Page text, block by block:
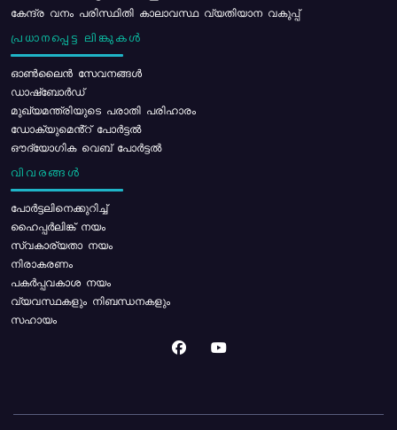
കേന്ദ്ര വനം പരിസ്ഥിതി കാലാവസ്ഥ വ്യതിയാന വകുപ്പ്
പ്രധാനപ്പെട്ട ലിങ്കുകൾ
ഓൺലൈൻ സേവനങ്ങൾ
ഡാഷ്ബോർഡ്
മുഖ്യമന്ത്രിയുടെ പരാതി പരിഹാരം
ഡോക്യുമെൻ്റ് പോർട്ടൽ
ഔദ്യോഗിക വെബ് പോർട്ടൽ
വിവരങ്ങൾ
പോര്‍ട്ടലിനെക്കുറിച്ച്
ഹൈപ്പർലിങ്ക് നയം
സ്വകാര്യതാ നയം
നിരാകരണം
പകർപ്പവകാശ നയം
വ്യവസ്ഥകളും നിബന്ധനകളും
സഹായം